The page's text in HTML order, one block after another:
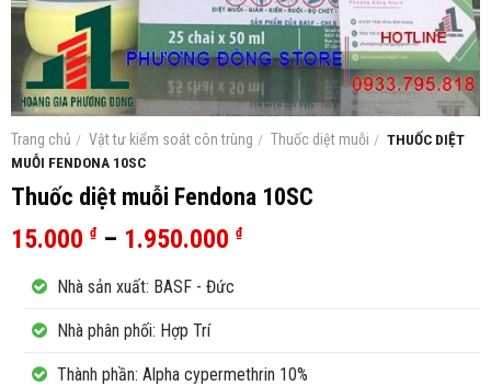
Trang chủ / Vật tư kiểm soát côn trùng / Thuốc diệt muỗi / THUỐC DIỆT
MUỖI FENDONA 10SC
Thuốc diệt muỗi Fendona 10SC
15.000 ₫ – 1.950.000 ₫
Nhà sản xuất: BASF - Đức
Nhà phân phối: Hợp Trí
Thành phần: Alpha cypermethrin 10%